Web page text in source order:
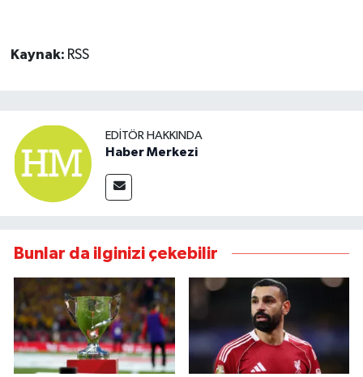
Kaynak: RSS
EDITÖR HAKKINDA
Haber Merkezi
Bunlar da ilginizi çekebilir